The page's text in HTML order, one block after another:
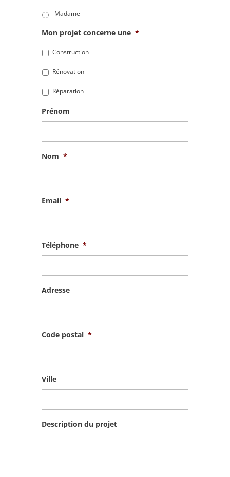
Madame
Mon projet concerne une *
Construction
Rénovation
Réparation
Prénom
Nom *
Email *
Téléphone *
Adresse
Code postal *
Ville
Description du projet